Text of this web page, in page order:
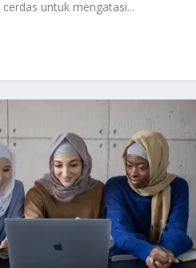
untuk mengatasi...